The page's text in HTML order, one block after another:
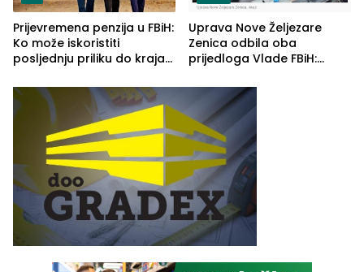
Prijevremena penzija u FBiH:
Ko može iskoristiti
posljednju priliku do kraja
Uprava Nove Željezare
Zenica odbila oba
prijedloga Vlade FBiH:
rješenje